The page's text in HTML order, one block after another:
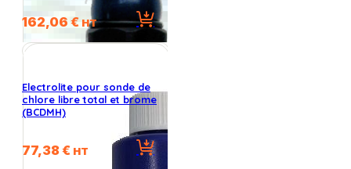
162,06 € HT
Electrolite pour sonde de
chlore libre total et brome
(BCDMH)
77,38€ HT